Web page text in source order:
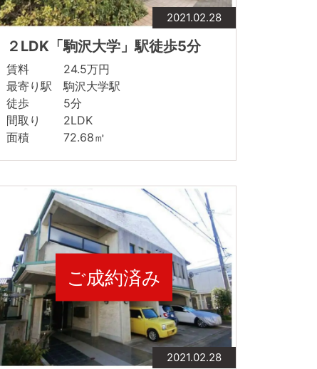
2021.02.28
２LDK「駒沢大学」駅徒歩5分
賃料 24.5万円
最寄り駅 駒沢大学駅
徒歩 5分
間取り 2LDK
面積 72.68㎡
ご成約済み
2021.02.28